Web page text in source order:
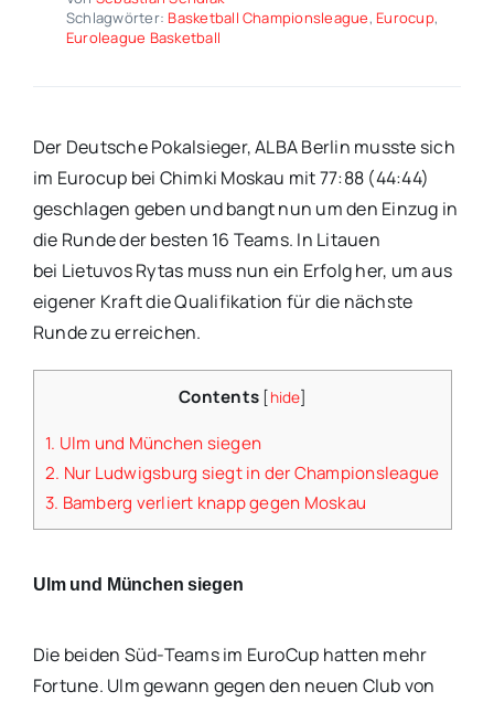
Schlagwörter: Basketball Championsleague, Eurocup,
Euroleague Basketball
Der Deutsche Pokalsieger, ALBA Berlin musste sich
im Eurocup bei Chimki Moskau mit 77:88 (44:44)
geschlagen geben und bangt nun um den Einzug in
die Runde der besten 16 Teams. In Litauen
bei Lietuvos Rytas muss nun ein Erfolg her, um aus
eigener Kraft die Qualifikation für die nächste
Runde zu erreichen.
Contents [hide]
1. Ulm und München siegen
2. Nur Ludwigsburg siegt in der Championsleague
3. Bamberg verliert knapp gegen Moskau
Ulm und München siegen
Die beiden Süd-Teams im EuroCup hatten mehr
Fortune. Ulm gewann gegen den neuen Club von